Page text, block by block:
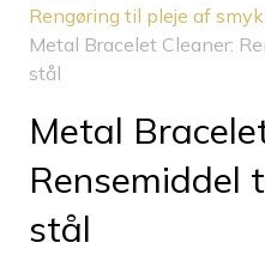
Rengøring til pleje af
Metal Bracelet Cleaner:
stål
Metal
stål